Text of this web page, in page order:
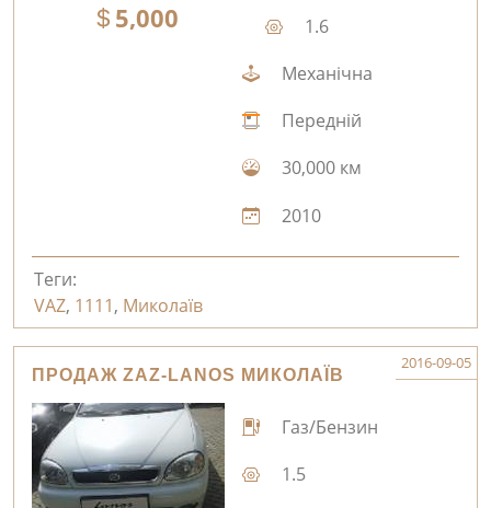
5,000
1.6
Механічна
Передній
30,000 км
2010
Теги:
VAZ, 1111, Миколаїв
ПРОДАЖ ZAZ-LANOS МИКОЛАЇВ
2016-09-05
Газ/Бензин
1.5